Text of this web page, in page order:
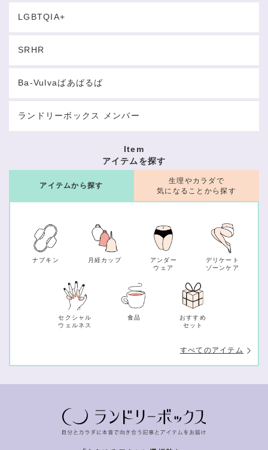
LGBTQIA+
SRHR
Ba-Vulvaばあばるば
ランドリーボックス メンバー
Item
アイテムを探す
アイテムから探す
ナプキン 月経カップ
アンダー
ウェア
デリケート
ゾーンケア
セクシャル
ウェルネス
食品
おすすめ
セット
すべてのアイテム
生理やカラダで
気になることから探す